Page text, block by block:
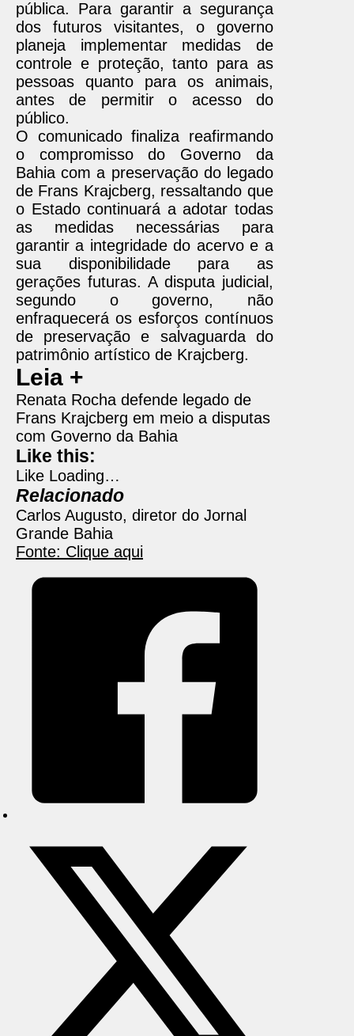
pública. Para garantir a segurança
dos futuros visitantes, o governo
planeja implementar medidas de
controle e proteção, tanto para as
pessoas quanto para os animais,
antes de permitir o acesso do
público.
O comunicado finaliza reafirmando
o compromisso do Governo da
Bahia com a preservação do legado
de Frans Krajcberg, ressaltando que
o Estado continuará a adotar todas
as medidas necessárias para
garantir a integridade do acervo e a
sua disponibilidade para as
gerações futuras. A disputa judicial,
segundo o governo, não
enfraquecerá os esforços contínuos
de preservação e salvaguarda do
patrimônio artístico de Krajcberg.
Leia +
Renata Rocha defende legado de
Frans Krajcberg em meio a disputas
com Governo da Bahia
Like this:
Like Loading…
Relacionado
Carlos Augusto, diretor do Jornal
Grande Bahia
Fonte: Clique aqui